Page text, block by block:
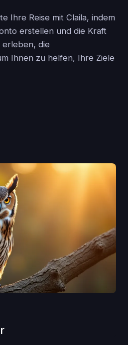
Ihre Reise mit Claila, indem
erstellen und die Kraft
die
Ihnen zu helfen, Ihre Ziele